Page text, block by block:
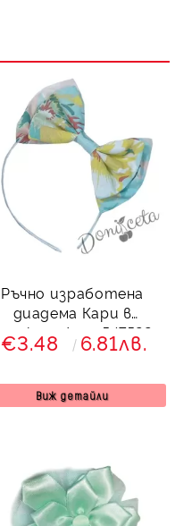
Ръчно изработена
диадема Кари в
тюркоаз/мен 547522
€3.48 6.81лв.
Виж детайли